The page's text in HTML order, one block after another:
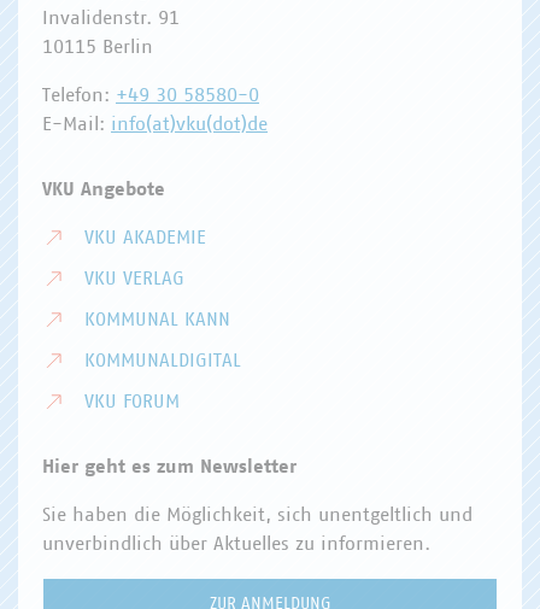
Invalidenstr. 91
10115 Berlin
Telefon: +49 30 58580-0
E-Mail: info(at)vku(dot)de
VKU Angebote
VKU AKADEMIE
VKU VERLAG
KOMMUNAL KANN
KOMMUNALDIGITAL
VKU FORUM
Hier geht es zum Newsletter
Sie haben die Möglichkeit, sich unentgeltlich und
unverbindlich über Aktuelles zu informieren.
ZUR ANMELDUNG